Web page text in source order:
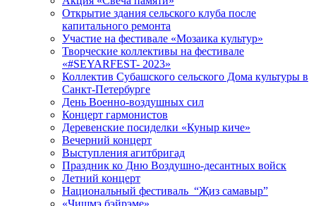
Открытие здания сельского клуба после
капитального ремонта
Участие на фестивале «Мозаика культур»
Творческие коллективы на фестивале
«#SEYARFEST- 2023»
Коллектив Субашского сельского Дома культуры в
Санкт-Петербурге
День Военно-воздушных сил
Концерт гармонистов
Деревенские посиделки «Куныр киче»
Вечерний концерт
Выступления агитбригад
Праздник ко Дню Воздушно-десантных войск
Летний концерт
Национальный фестиваль “Җиз самавыр”
«Чишмэ бэйрэме»